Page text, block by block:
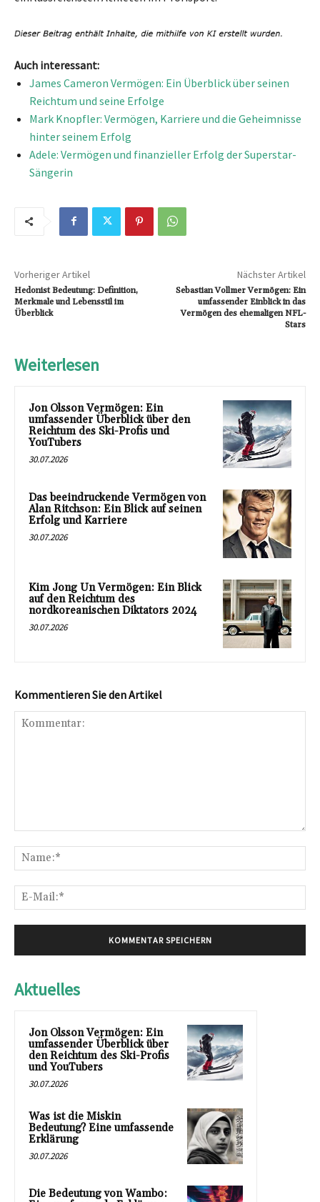
Auch interessant:
James Cameron Vermögen: Ein Überblick über seinen
Reichtum und seine Erfolge
Mark Knopfler: Vermögen, Karriere und die Geheimnisse
hinter seinem Erfolg
Adele: Vermögen und finanzieller Erfolg der Superstar-
Sängerin
Vorheriger Artikel
Hedonist Bedeutung: Definition,
Merkmale und Lebensstil im
Überblick
Nächster Artikel
Sebastian Vollmer Vermögen: Ein
umfassender Einblick in das
Vermögen des ehemaligen NFL-
Stars
Weiterlesen
Jon Olsson Vermögen: Ein
umfassender Überblick über den
Reichtum des Ski-Profis und
YouTubers
30.07.2026
Das beeindruckende Vermögen von
Alan Ritchson: Ein Blick auf seinen
Erfolg und Karriere
30.07.2026
Kim Jong Un Vermögen: Ein Blick
auf den Reichtum des
nordkoreanischen Diktators 2024
30.07.2026
Kommentieren Sie den Artikel
Aktuelles
Jon Olsson Vermögen: Ein
umfassender Überblick über
den Reichtum des Ski-Profis
und YouTubers
30.07.2026
Was ist die Miskin
Bedeutung? Eine umfassende
Erklärung
30.07.2026
Die Bedeutung von Wambo: